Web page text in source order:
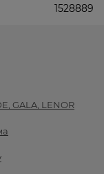
1528889
GALA, LENOR